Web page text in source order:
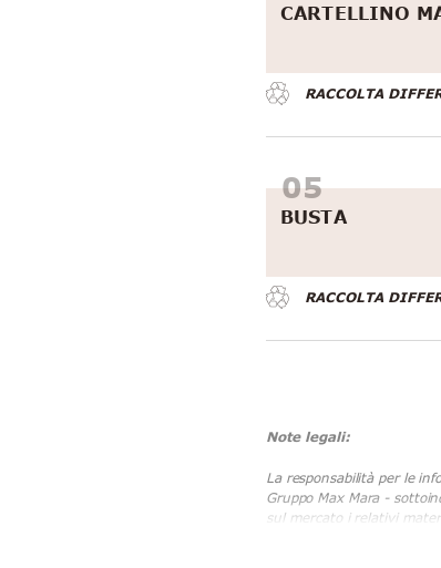
CARTELLINO
RACCOLTA
BUSTA
RACCOLTA
Note legali:
La responsabilità per le
Gruppo Max Mara -
sul mercato i relativi